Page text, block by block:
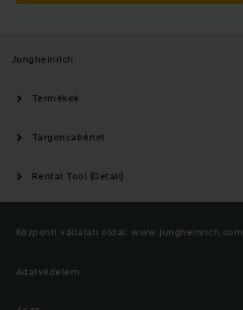
Jungheinrich
Termékek
Targoncabérlet
Rental Tool (Detail)
Központi vállalati oldal: www.jungheinrich.com
Adatvédelem